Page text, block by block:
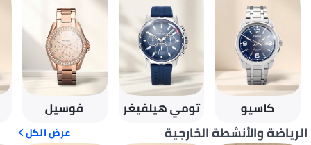
الرياضة والأنشطة الخارجية عرض الكل